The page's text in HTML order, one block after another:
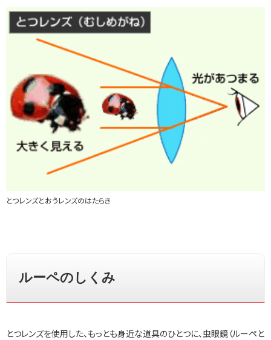
とつレンズとおうレンズのはたらき
ルーペのしくみ
とつレンズを使用した、もっとも身近な道具のひとつに、虫眼鏡（ルーペと